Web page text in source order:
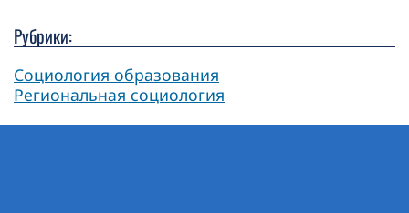
Рубрики:
Социология образования
Региональная социология